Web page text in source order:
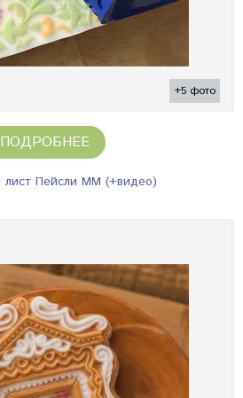
+5 фото
ПОДРОБНЕЕ
лист Пейсли ММ (+видео)